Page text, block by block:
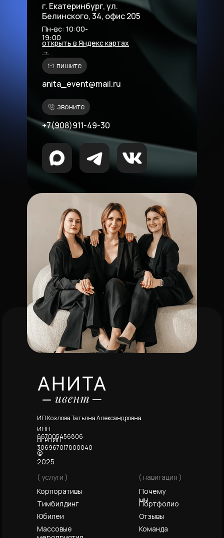
( услуги )
( навигация )
Корпоративы
Почему
мы
ИП Козлова Татьяна Александровна
ИНН
667005456806
ОГРНИП
306967017800040
©
2025
Массовые
Команда
Тимбилдинг Портфолио
Юбилеи Отзывы
г. Екатеринбург, ул.
Белинского, 34, офис 205
Пн-вс: 10:00-
19:00
открыть в Яндекс картах
→
+7(908)911-49-30
anita_event@mail.ru
пишите
звоните